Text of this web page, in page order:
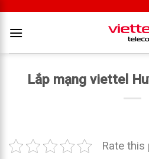
Lắp mạng viettel
Rate